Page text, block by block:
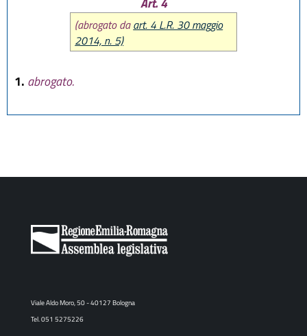
(abrogato daart. 4 L.R. 30 maggio
2014, n. 5)
1. abrogato.
Viale Aldo Moro, 50 - 40127 Bologna
Tel. 051 5275226